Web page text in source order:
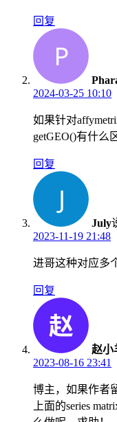
回复
2024-03-25 10:10
如果针对
getGEO()有什么
回复
July
2023-11-19 21:48
进哥这种对应多
回复
赵小
2023-08-16 23:41
博主，如果作者
上面的series